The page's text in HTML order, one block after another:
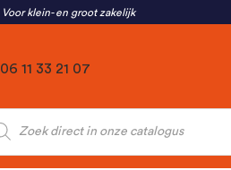
Voor klein- en groot zakelijk
06 11 33 21 07